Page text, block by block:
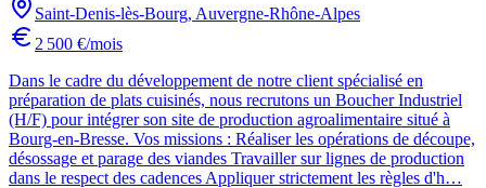
Saint-Denis-lès-Bourg, Auvergne-Rhône-Alpes
2 500 €/mois
Dans le cadre du développement de notre client spécialisé en
préparation de plats cuisinés, nous recrutons un Boucher Industriel
(H/F) pour intégrer son site de production agroalimentaire situé à
Bourg-en-Bresse. Vos missions : Réaliser les opérations de découpe,
désossage et parage des viandes Travailler sur lignes de production
dans le respect des cadences Appliquer strictement les règles d'h…